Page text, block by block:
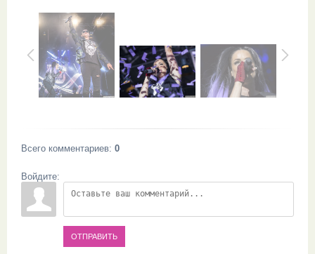
Всего комментариев: 0
Войдите:
ОТПРАВИТЬ